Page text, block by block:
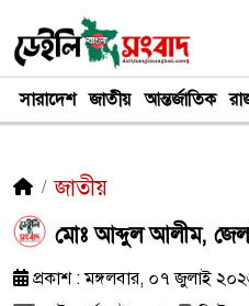
সারাদেশ জাতীয় আন্তর্জাতিক
জাতীয়
মোঃ আব্দুল আলীম,
প্রকাশ : মঙ্গলবার, ০৭ জুলাই